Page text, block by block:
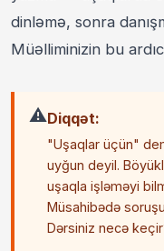
dinləmə, sonra
Müəlliminizin bu
⚠️Diqqət:
"Uşaqlar üçün"
uyğun deyil.
uşaqla işləməyi
Müsahibədə
Dərsiniz necə